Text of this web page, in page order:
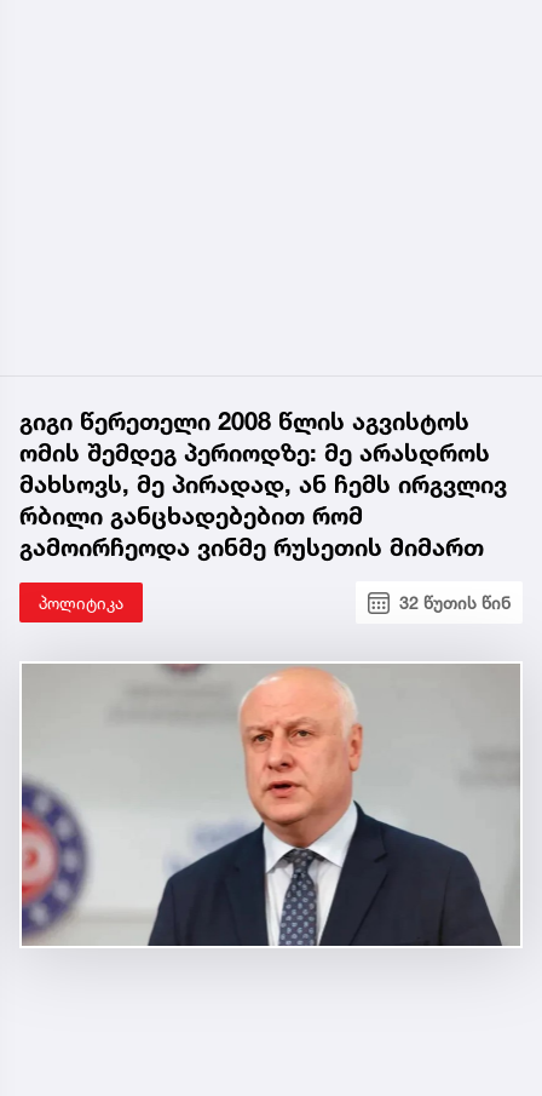
გიგი წერეთელი 2008 წლის აგვისტოს
ომის შემდეგ პერიოდზე: მე არასდროს
მახსოვს, მე პირადად, ან ჩემს ირგვლივ
რბილი განცხადებებით რომ
გამოირჩეოდა ვინმე რუსეთის მიმართ
პოლიტიკა 32 წუთის წინ